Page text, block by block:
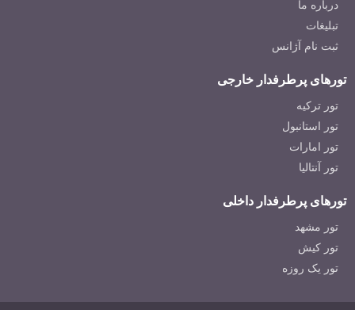
10 مرکز خرید معروف آنتالیا
جاذبه های گردشگری آنتالیا ترکیه (قسمت دوم: جاذبه های ناشناخته
جاذبه های گردشگری آنتالیا ترکیه (قسمت اول: جاذبه های شناخته شده
فرودگاه اسپارتا ترکیه( نزدیکترین فرودگاه به آنتالیا )
ده جاذبه برتر استان آنتالیا: کارهایی که باید برای همه انجام شود
آشنایی با خرید املاک در کلیه مناطق آنتالیا
چرا در آنتالیا ، مرکز مدیترانه ترکیه ، ملک خریداری کنیم؟
اقامت بیش از حد در ترکیه: پیامدهای ویزای منقضی شده
درباره ما
تبلیغات
ثبت نام آژانس
تورهای پرطرفدار خارجی
تور ترکیه
تور استانبول
تور امارات
تور آنتالیا
تورهای پرطرفدار داخلی
تور مشهد
تور کیش
تور یک روزه